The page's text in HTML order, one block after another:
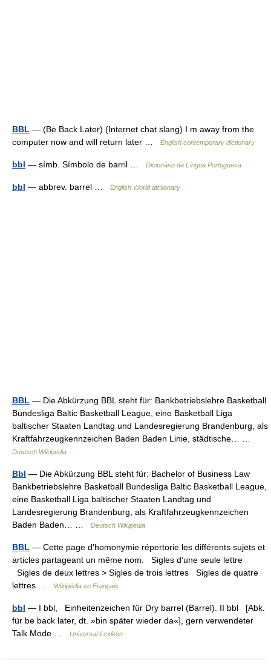
BBL — (Be Back Later) (Internet chat slang) I m away from the
computer now and will return later …
English contemporary dictionary
bbl — símb. Símbolo de barril … Dicionário da Língua Portuguesa
bbl — abbrev. barrel … English World dictionary
BBL — Die Abkürzung BBL steht für: Bankbetriebslehre Basketball
Bundesliga Baltic Basketball League, eine Basketball Liga
baltischer Staaten Landtag und Landesregierung Brandenburg, als
Kraftfahrzeugkennzeichen Baden Baden Linie, städtische… …
Deutsch Wikipedia
Bbl — Die Abkürzung BBL steht für: Bachelor of Business Law
Bankbetriebslehre Basketball Bundesliga Baltic Basketball League,
eine Basketball Liga baltischer Staaten Landtag und
Landesregierung Brandenburg, als Kraftfahrzeugkennzeichen
Baden Baden… …
Deutsch Wikipedia
BBL — Cette page d’homonymie répertorie les différents sujets et
articles partageant un même nom. Sigles d’une seule lettre
Sigles de deux lettres > Sigles de trois lettres Sigles de quatre
lettres …
Wikipédia en Français
bbl — I bbl, Einheitenzeichen für Dry barrel (Barrel). II bbl [Abk.
für be back later, dt. »bin später wieder da«], gern verwendeter
Talk Mode …
Universal-Lexikon